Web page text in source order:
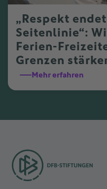
„Respekt
Seitenlinie“:
Ferien-
Grenzen
Mehr erfahren